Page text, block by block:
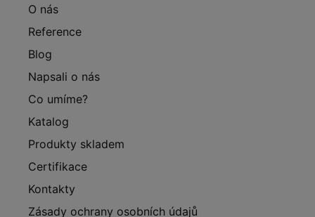
O nás
Reference
Blog
Napsali o nás
Co umíme?
Katalog
Produkty skladem
Certifikace
Kontakty
Zásady ochrany osobních údajů